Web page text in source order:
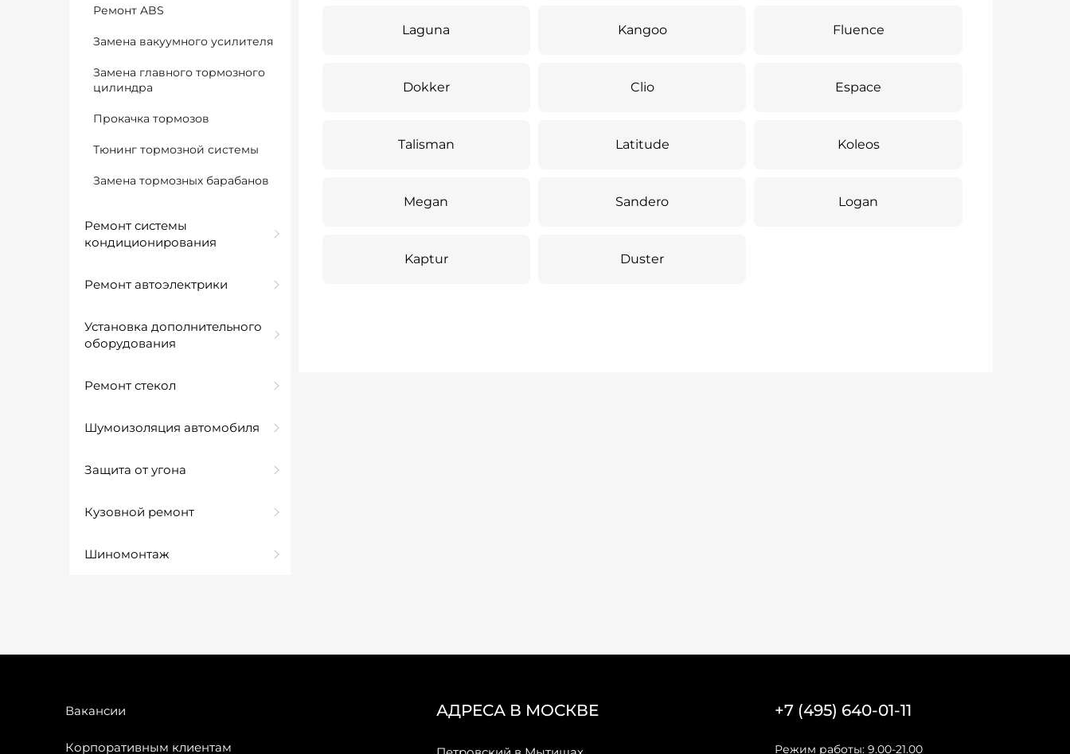
Ремонт ABS
Замена вакуумного усилителя
Замена главного тормозного
цилиндра
Прокачка тормозов
Тюнинг тормозной системы
Замена тормозных барабанов
Ремонт системы
кондиционирования
Ремонт автоэлектрики
Установка дополнительного
оборудования
Ремонт стекол
Шумоизоляция автомобиля
Защита от угона
Кузовной ремонт
Шиномонтаж
Laguna Kangoo Fluence
Dokker Clio Espace
Talisman Latitude Koleos
Megan Sandero Logan
Kaptur Duster
Вакансии
Корпоративным клиентам
АДРЕСА В МОСКВЕ +7 (495) 640-01-11
Режим работы: 9.00-21.00